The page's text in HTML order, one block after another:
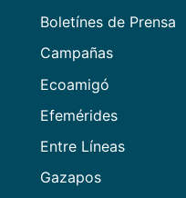
Boletínes de Prensa
Campañas
Ecoamigó
Efemérides
Entre Líneas
Gazapos